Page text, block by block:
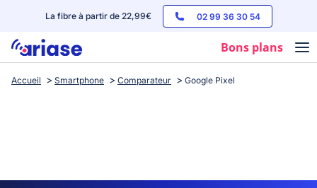
La fibre à partir de 22,99€ 02 99 36 30 54
Bons plans
Box internet
Streaming
Accueil Smartphone Comparateur Google Pixel